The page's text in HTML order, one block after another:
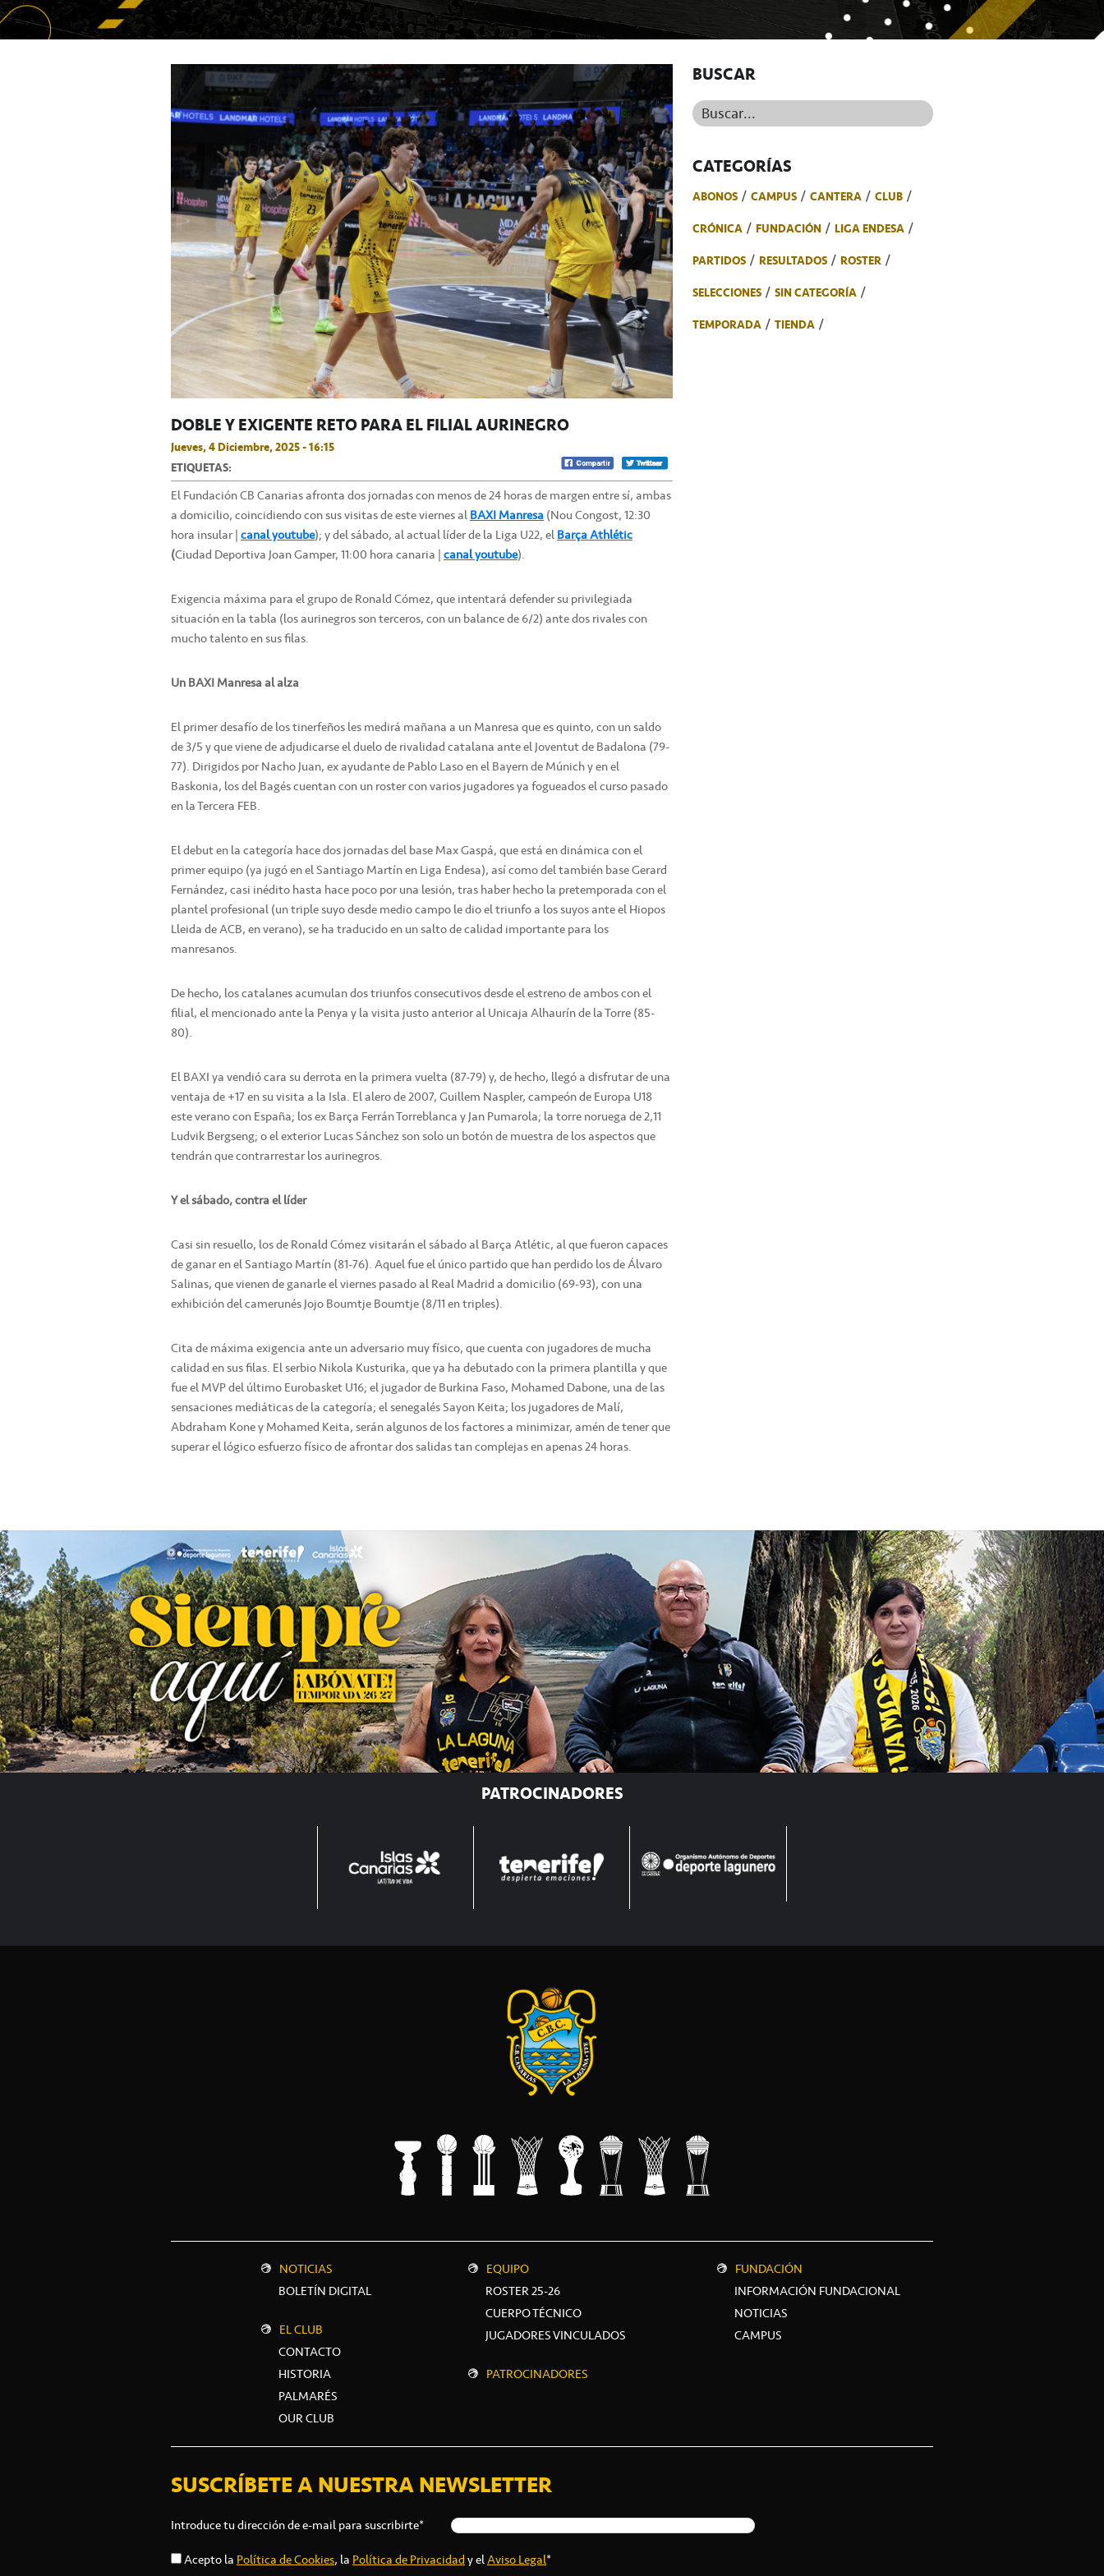
DOBLE Y EXIGENTE RETO PARA EL FILIAL AURINEGRO
Jueves, 4 Diciembre, 2025 - 16:15
ETIQUETAS:
El Fundación CB Canarias afronta dos jornadas con menos de 24 horas de margen entre sí, ambas
a domicilio, coincidiendo con sus visitas de este viernes alBAXI Manresa(Nou Congost, 12:30
hora insular |canal youtube); y del sábado, al actual líder de la Liga U22, elBarça Athlétic
(Ciudad Deportiva Joan Gamper, 11:00 hora canaria |canal youtube).
Exigencia máxima para el grupo de Ronald Cómez, que intentará defender su privilegiada
situación en la tabla (los aurinegros son terceros, con un balance de 6/2) ante dos rivales con
mucho talento en sus filas.
Un BAXI Manresa al alza
El primer desafío de los tinerfeños les medirá mañana a un Manresa que es quinto, con un saldo
de 3/5 y que viene de adjudicarse el duelo de rivalidad catalana ante el Joventut de Badalona (79-
77). Dirigidos por Nacho Juan, ex ayudante de Pablo Laso en el Bayern de Múnich y en el
Baskonia, los del Bagés cuentan con un roster con varios jugadores ya fogueados el curso pasado
en la Tercera FEB.
El debut en la categoría hace dos jornadas del base Max Gaspá, que está en dinámica con el
primer equipo (ya jugó en el Santiago Martín en Liga Endesa), así como del también base Gerard
Fernández, casi inédito hasta hace poco por una lesión, tras haber hecho la pretemporada con el
plantel profesional (un triple suyo desde medio campo le dio el triunfo a los suyos ante el Hiopos
Lleida de ACB, en verano), se ha traducido en un salto de calidad importante para los
manresanos.
De hecho, los catalanes acumulan dos triunfos consecutivos desde el estreno de ambos con el
filial, el mencionado ante la Penya y la visita justo anterior al Unicaja Alhaurín de la Torre (85-
80).
El BAXI ya vendió cara su derrota en la primera vuelta (87-79) y, de hecho, llegó a disfrutar de una
ventaja de +17 en su visita a la Isla. El alero de 2007, Guillem Naspler, campeón de Europa U18
este verano con España; los ex Barça Ferrán Torreblanca y Jan Pumarola; la torre noruega de 2,11
Ludvik Bergseng; o el exterior Lucas Sánchez son solo un botón de muestra de los aspectos que
tendrán que contrarrestar los aurinegros.
Y el sábado, contra el líder
Casi sin resuello, los de Ronald Cómez visitarán el sábado al Barça Atlétic, al que fueron capaces
de ganar en el Santiago Martín (81-76). Aquel fue el único partido que han perdido los de Álvaro
Salinas, que vienen de ganarle el viernes pasado al Real Madrid a domicilio (69-93), con una
exhibición del camerunés Jojo Boumtje Boumtje (8/11 en triples).
Cita de máxima exigencia ante un adversario muy físico, que cuenta con jugadores de mucha
calidad en sus filas. El serbio Nikola Kusturika, que ya ha debutado con la primera plantilla y que
fue el MVP del último Eurobasket U16; el jugador de Burkina Faso, Mohamed Dabone, una de las
sensaciones mediáticas de la categoría; el senegalés Sayon Keita; los jugadores de Malí,
Abdraham Kone y Mohamed Keita, serán algunos de los factores a minimizar, amén de tener que
superar el lógico esfuerzo físico de afrontar dos salidas tan complejas en apenas 24 horas.
BUSCAR
Buscar...
CATEGORÍAS
ABONOS CAMPUS CANTERA
CLUB
CRÓNICA
FUNDACIÓN
LIGA ENDESA
PARTIDOS
RESULTADOS
ROSTER
SELECCIONES
SIN CATEGORÍA
TEMPORADA
TIENDA
PATROCINADORES
NOTICIAS
BOLETÍN DIGITAL
EL CLUB
CONTACTO
HISTORIA
PALMARÉS
OUR CLUB
EQUIPO
ROSTER 25-26
CUERPO TÉCNICO
JUGADORES VINCULADOS
PATROCINADORES
FUNDACIÓN
INFORMACIÓN FUNDACIONAL
NOTICIAS
CAMPUS
SUSCRÍBETE A NUESTRA NEWSLETTER
Introduce tu dirección de e-mail para suscribirte*
Acepto laPolítica de Cookies, laPolítica de Privacidady elAviso Legal*